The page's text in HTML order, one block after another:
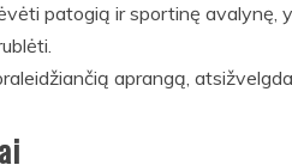
patogią ir sportinę avalynę,
aprangą,